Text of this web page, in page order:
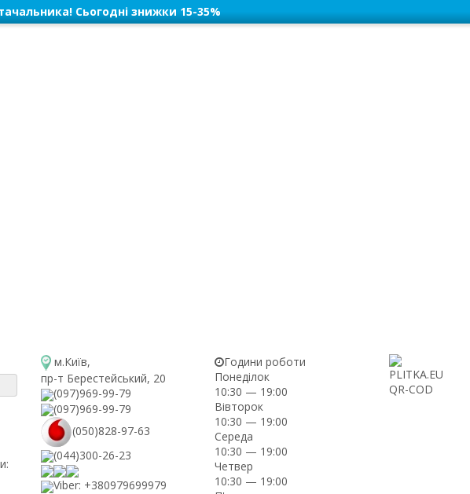
Сьогодні знижки 15-35%
м.Київ,
пр-т Берестейський, 20
(097)969-99-79
(097)969-99-79
(050)828-97-63
(044)300-26-23
Viber: +380979699979
Години роботи
Понеділок
10:30 — 19:00
Вівторок
10:30 — 19:00
Середа
10:30 — 19:00
Четвер
10:30 — 19:00